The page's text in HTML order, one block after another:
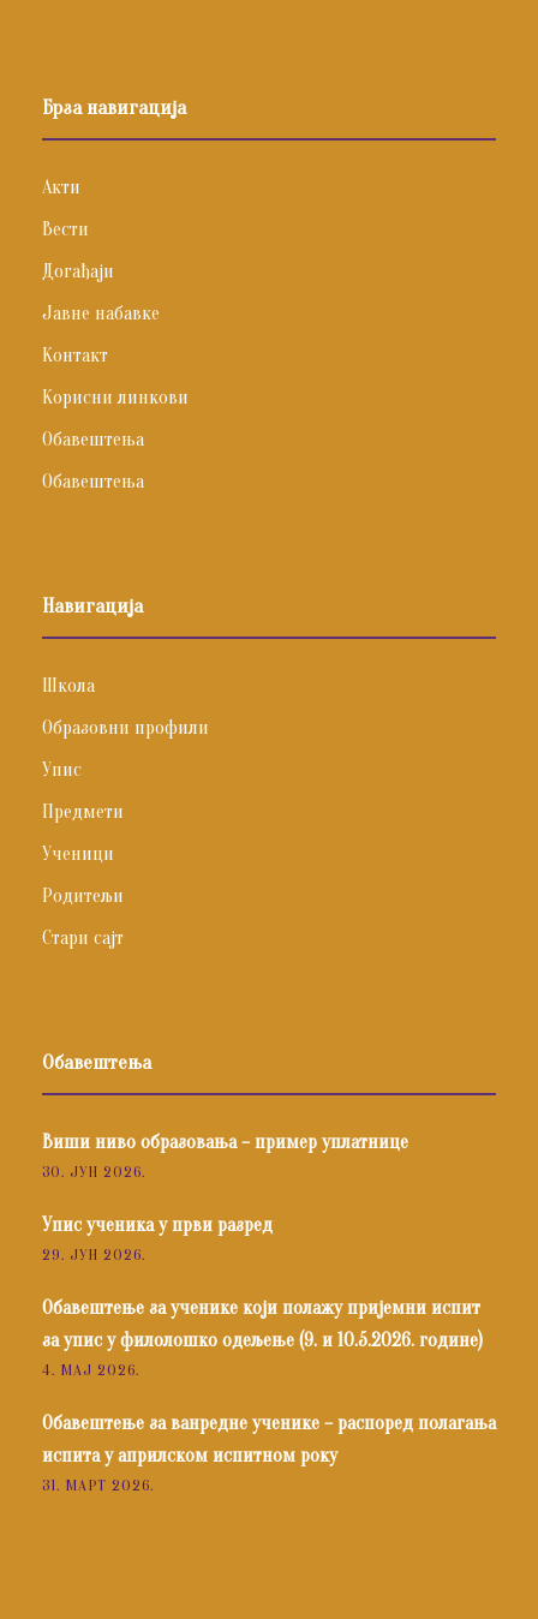
Брза навигација
Акти
Вести
Догађаји
Јавне набавке
Контакт
Корисни линкови
Обавештења
Обавештења
Навигација
Школа
Образовни профили
Упис
Предмети
Ученици
Родитељи
Стари сајт
Обавештења
Виши ниво образовања – пример уплатнице
30. ЈУН 2026.
Упис ученика у први разред
29. ЈУН 2026.
Обавештење за ученике који полажу пријемни испит
за упис у филолошко одељење (9. и 10.5.2026. године)
4. МАЈ 2026.
Обавештење за ванредне ученике – распоред полагања
испита у априлском испитном року
31. МАРТ 2026.